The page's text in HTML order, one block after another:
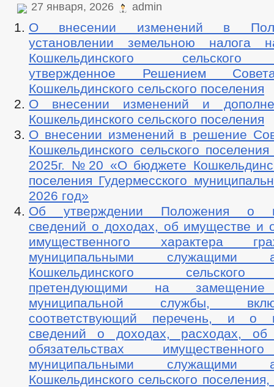
27 января, 2026 admin
О внесении изменений в
установлении земельною налога
Кошкельдинского сельского
утвержденное Решением
Кошкельдинского сельского поселения
О внесении изменений и
Кошкельдинского сельского поселения
О внесении изменений в решение
Кошкельдинского сельского
2025г. №20 «О бюджете
поселения Гудермесского
2026 год»
Об утверждении Положения о
сведений о доходах, об имуществе и
имущественного характера
муниципальными служащими
Кошкельдинского сельского
претендующими на замещение
муниципальной службы,
соответствующий перечень, и о
сведений о доходах, расходах,
обязательствах
муниципальными служащими
Кошкельдинского сельского